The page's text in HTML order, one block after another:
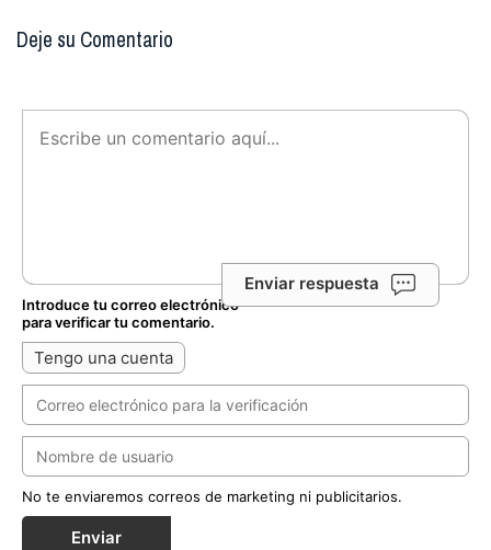
Deje su Comentario
Enviar respuesta
Introduce tu correo electrónico
para verificar tu comentario.
Tengo una cuenta
No te enviaremos correos de marketing ni publicitarios.
Enviar